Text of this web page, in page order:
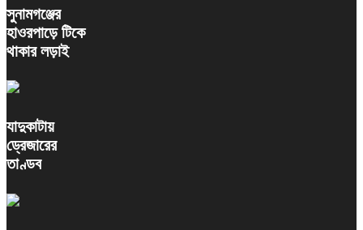
সুনামগঞ্জের
হাওরপাড়ে টিকে
থাকার লড়াই
যাদুকাটায়
ড্রেজারের
তাণ্ডব